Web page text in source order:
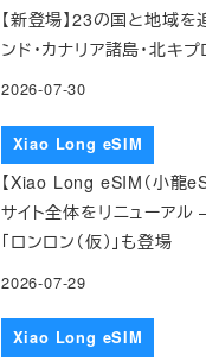
【新登場】23の国と地域を
ンド・カナリア諸島・北キプ
2026-07-30
Xiao Long eSIM
【Xiao Long eSIM（小龍
サイト全体をリニューアル
「ロンロン（仮）」も登場
2026-07-29
Xiao Long eSIM